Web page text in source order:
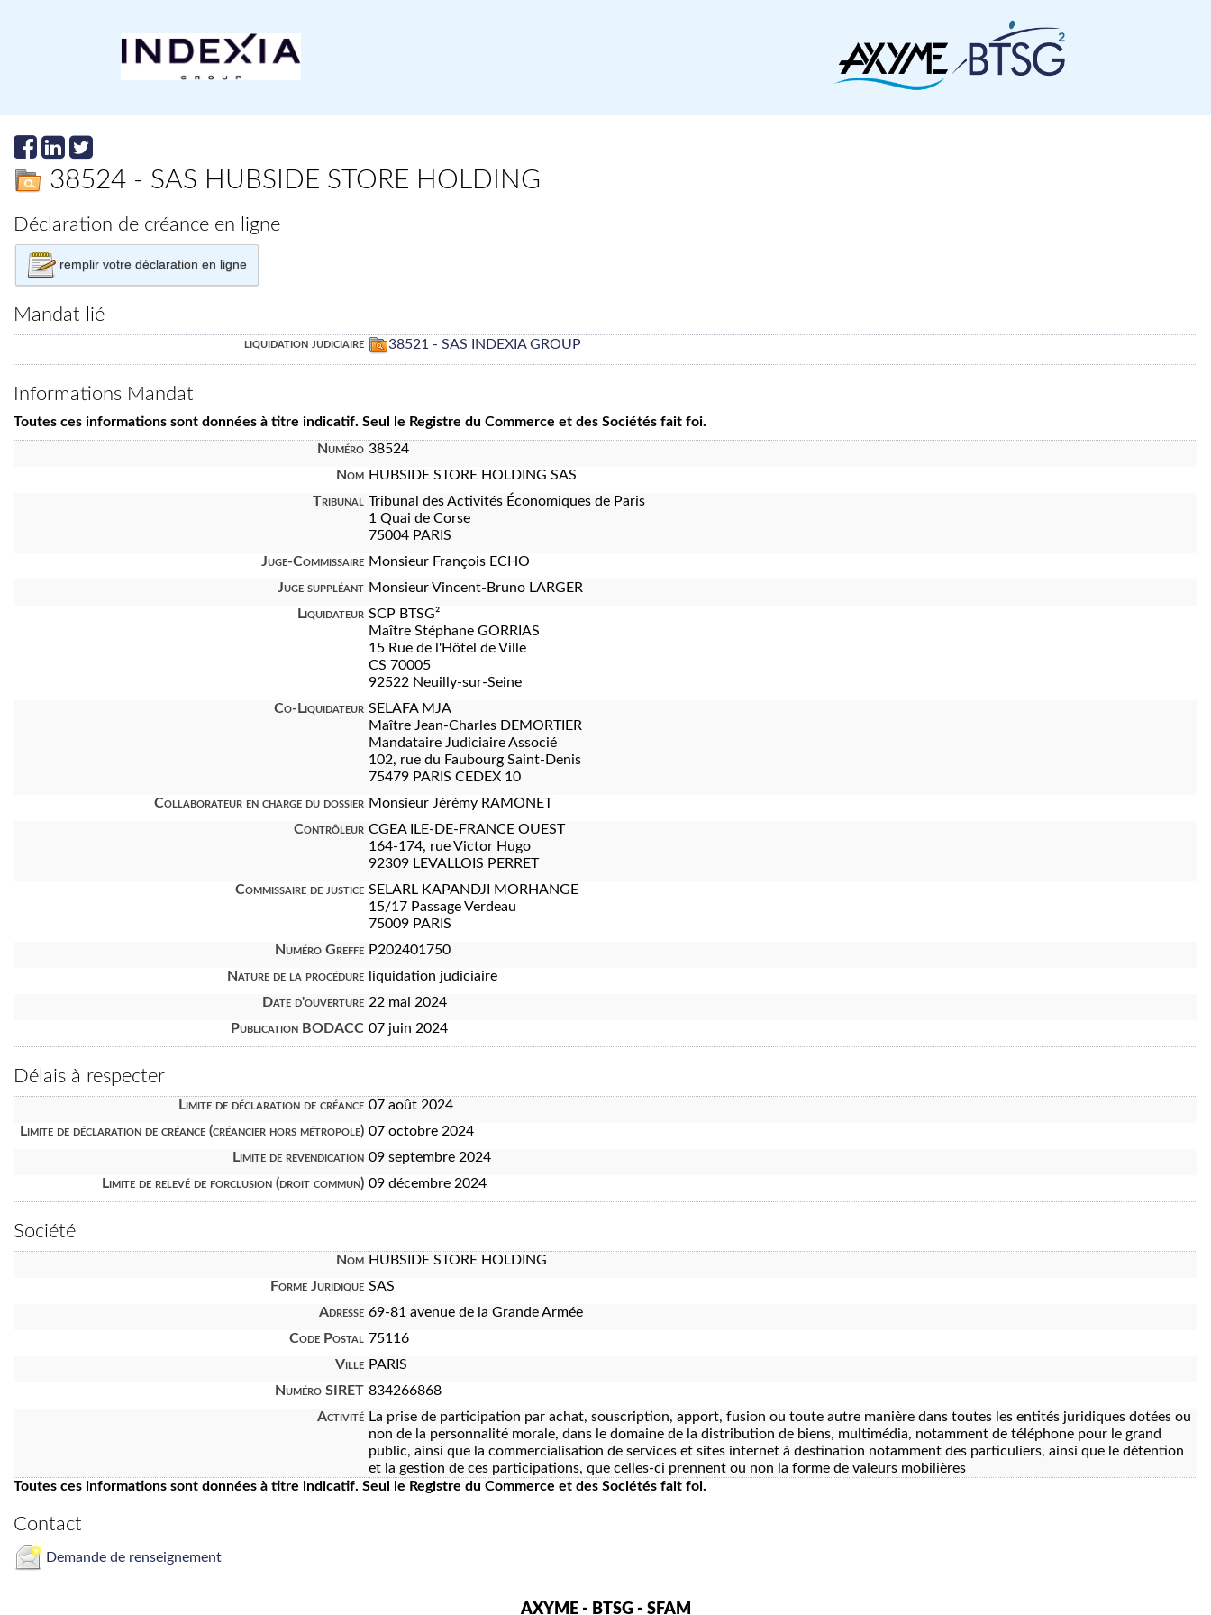
38524 - SAS HUBSIDE STORE HOLDING
Déclaration de créance en ligne
remplir votre déclaration en ligne
Mandat lié
liquidation judiciaire 38521 - SAS INDEXIA GROUP
Informations Mandat
Toutes ces informations sont données à titre indicatif. Seul le Registre du Commerce et des Sociétés fait foi.
Numéro 38524
Nom HUBSIDE STORE HOLDING SAS
Tribunal Tribunal des Activités Économiques de Paris
1 Quai de Corse
75004 PARIS
Juge-Commissaire Monsieur François ECHO
Juge suppléant Monsieur Vincent-Bruno LARGER
Liquidateur SCP BTSG²
Maître Stéphane GORRIAS
15 Rue de l'Hôtel de Ville
CS 70005
92522 Neuilly-sur-Seine
Co-Liquidateur SELAFA MJA
Maître Jean-Charles DEMORTIER
Mandataire Judiciaire Associé
102, rue du Faubourg Saint-Denis
75479 PARIS CEDEX 10
Collaborateur en charge du dossier Monsieur Jérémy RAMONET
Contrôleur CGEA ILE-DE-FRANCE OUEST
164-174, rue Victor Hugo
92309 LEVALLOIS PERRET
Commissaire de justice SELARL KAPANDJI MORHANGE
15/17 Passage Verdeau
75009 PARIS
Numéro Greffe P202401750
Nature de la procédure
liquidation judiciaire
Date d'ouverture 22 mai 2024
Publication BODACC 07 juin 2024
Délais à respecter
Limite de déclaration de créance 07 août 2024
Limite de déclaration de créance (créancier hors métropole) 07 octobre 2024
Limite de revendication 09 septembre 2024
Limite de relevé de forclusion (droit commun) 09 décembre 2024
Société
Nom HUBSIDE STORE HOLDING
Forme Juridique SAS
Adresse 69-81 avenue de la Grande Armée
Code Postal 75116
Ville PARIS
Numéro SIRET 834266868
Activité La prise de participation par achat, souscription, apport, fusion ou toute autre manière dans toutes les entités juridiques dotées ou
non de la personnalité morale, dans le domaine de la distribution de biens, multimédia, notamment de téléphone pour le grand
public, ainsi que la commercialisation de services et sites internet à destination notamment des particuliers, ainsi que le détention
et la gestion de ces participations, que celles-ci prennent ou non la forme de valeurs mobilières
Toutes ces informations sont données à titre indicatif. Seul le Registre du Commerce et des Sociétés fait foi.
Contact
Demande de renseignement
AXYME - BTSG - SFAM